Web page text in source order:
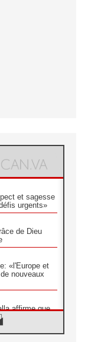
et sagesse
urgents»
de Dieu
«l'Europe et
nouveaux
affirme que